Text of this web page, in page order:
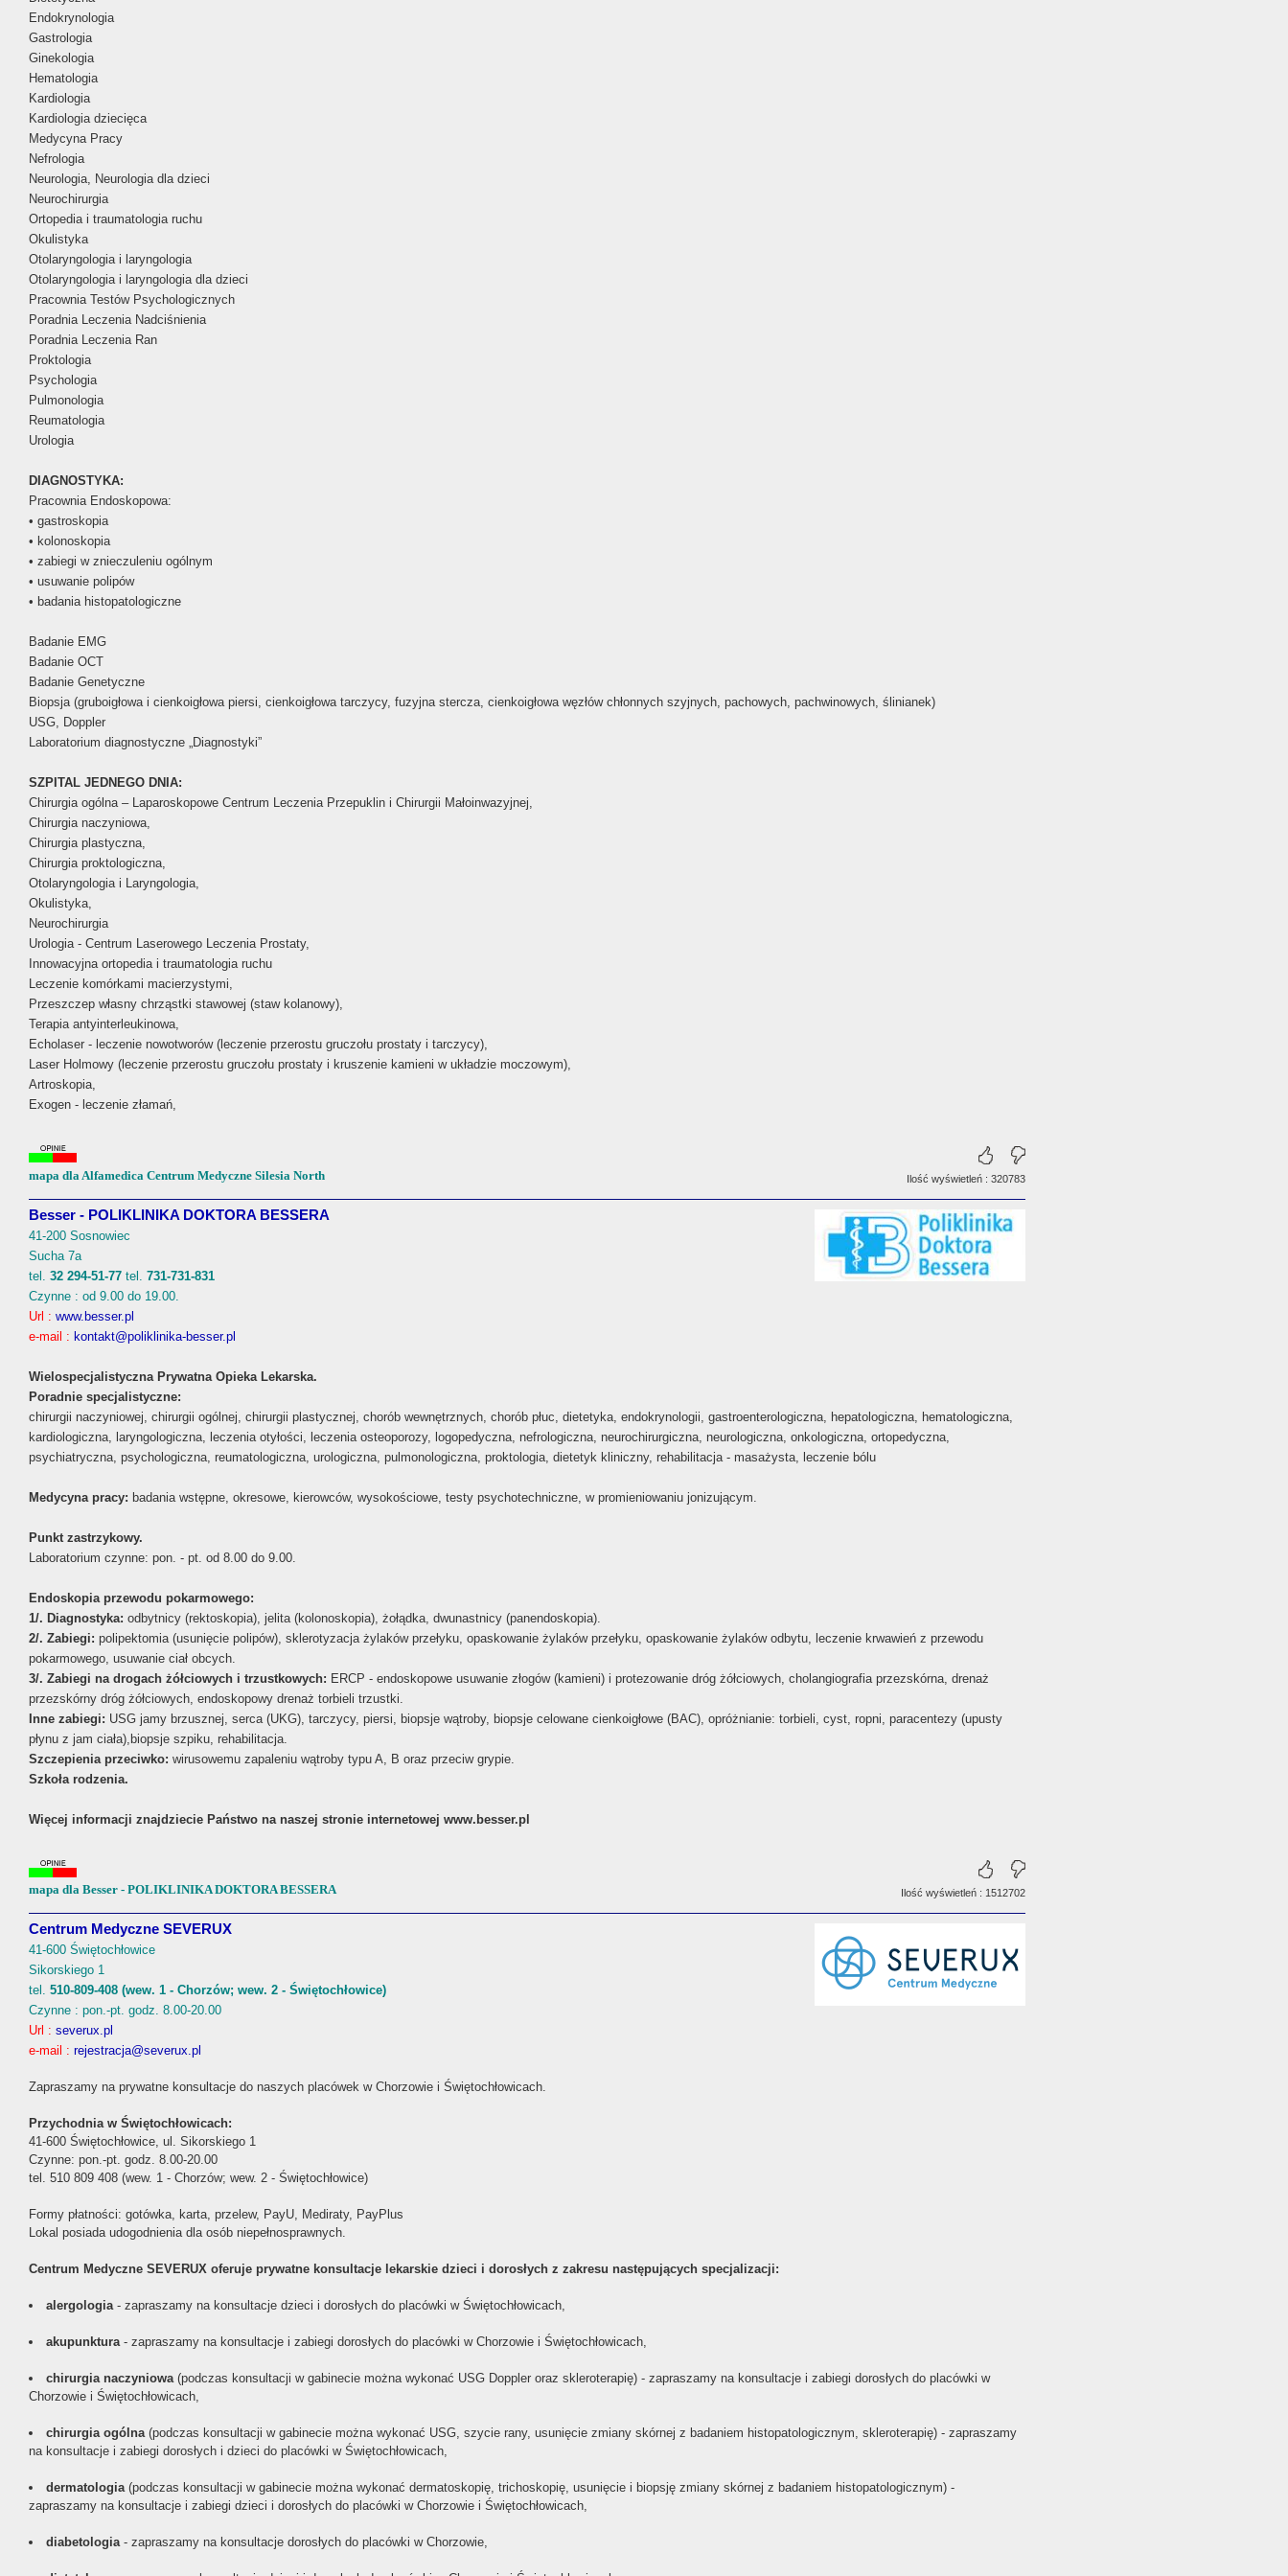
Endokrynologia
Gastrologia
Ginekologia
Hematologia
Kardiologia
Kardiologia dziecięca
Medycyna Pracy
Nefrologia
Neurologia, Neurologia dla dzieci
Neurochirurgia
Ortopedia i traumatologia ruchu
Okulistyka
Otolaryngologia i laryngologia
Otolaryngologia i laryngologia dla dzieci
Pracownia Testów Psychologicznych
Poradnia Leczenia Nadciśnienia
Poradnia Leczenia Ran
Proktologia
Psychologia
Pulmonologia
Reumatologia
Urologia
DIAGNOSTYKA:
Pracownia Endoskopowa:
• gastroskopia
• kolonoskopia
• zabiegi w znieczuleniu ogólnym
• usuwanie polipów
• badania histopatologiczne
Badanie EMG
Badanie OCT
Badanie Genetyczne
Biopsja (gruboigłowa i cienkoigłowa piersi, cienkoigłowa tarczycy, fuzyjna stercza, cienkoigłowa węzłów chłonnych szyjnych, pachowych, pachwinowych, ślinianek)
USG, Doppler
Laboratorium diagnostyczne „Diagnostyki”
SZPITAL JEDNEGO DNIA:
Chirurgia ogólna – Laparoskopowe Centrum Leczenia Przepuklin i Chirurgii Małoinwazyjnej,
Chirurgia naczyniowa,
Chirurgia plastyczna,
Chirurgia proktologiczna,
Otolaryngologia i Laryngologia,
Okulistyka,
Neurochirurgia
Urologia - Centrum Laserowego Leczenia Prostaty,
Innowacyjna ortopedia i traumatologia ruchu
Leczenie komórkami macierzystymi,
Przeszczep własny chrząstki stawowej (staw kolanowy),
Terapia antyinterleukinowa,
Echolaser - leczenie nowotworów (leczenie przerostu gruczołu prostaty i tarczycy),
Laser Holmowy (leczenie przerostu gruczołu prostaty i kruszenie kamieni w układzie moczowym),
Artroskopia,
Exogen - leczenie złamań,
mapa dla Alfamedica Centrum Medyczne Silesia North Ilość wyświetleń : 320783
Besser - POLIKLINIKA DOKTORA BESSERA
41-200 Sosnowiec
Sucha 7a
tel. 32 294-51-77 tel. 731-731-831
Czynne : od 9.00 do 19.00.
Url : www.besser.pl
e-mail : kontakt@poliklinika-besser.pl
Wielospecjalistyczna Prywatna Opieka Lekarska.
Poradnie specjalistyczne:
chirurgii naczyniowej, chirurgii ogólnej, chirurgii plastycznej, chorób wewnętrznych, chorób płuc, dietetyka, endokrynologii, gastroenterologiczna, hepatologiczna, hematologiczna,
kardiologiczna, laryngologiczna, leczenia otyłości, leczenia osteoporozy, logopedyczna, nefrologiczna, neurochirurgiczna, neurologiczna, onkologiczna, ortopedyczna,
psychiatryczna, psychologiczna, reumatologiczna, urologiczna, pulmonologiczna, proktologia, dietetyk kliniczny, rehabilitacja - masażysta, leczenie bólu
Medycyna pracy: badania wstępne, okresowe, kierowców, wysokościowe, testy psychotechniczne, w promieniowaniu jonizującym.
Punkt zastrzykowy.
Laboratorium czynne: pon. - pt. od 8.00 do 9.00.
Endoskopia przewodu pokarmowego:
1/. Diagnostyka: odbytnicy (rektoskopia), jelita (kolonoskopia), żołądka, dwunastnicy (panendoskopia).
2/. Zabiegi: polipektomia (usunięcie polipów), sklerotyzacja żylaków przełyku, opaskowanie żylaków przełyku, opaskowanie żylaków odbytu, leczenie krwawień z przewodu
pokarmowego, usuwanie ciał obcych.
3/. Zabiegi na drogach żółciowych i trzustkowych: ERCP - endoskopowe usuwanie złogów (kamieni) i protezowanie dróg żółciowych, cholangiografia przezskórna, drenaż
przezskórny dróg żółciowych, endoskopowy drenaż torbieli trzustki.
Inne zabiegi: USG jamy brzusznej, serca (UKG), tarczycy, piersi, biopsje wątroby, biopsje celowane cienkoigłowe (BAC), opróżnianie: torbieli, cyst, ropni, paracentezy (upusty
płynu z jam ciała),biopsje szpiku, rehabilitacja.
Szczepienia przeciwko: wirusowemu zapaleniu wątroby typu A, B oraz przeciw grypie.
Szkoła rodzenia.
Więcej informacji znajdziecie Państwo na naszej stronie internetowej www.besser.pl
mapa dla Besser - POLIKLINIKA DOKTORA BESSERA Ilość wyświetleń : 1512702
Centrum Medyczne SEVERUX
41-600 Świętochłowice
Sikorskiego 1
tel. 510-809-408 (wew. 1 - Chorzów; wew. 2 - Świętochłowice)
Czynne : pon.-pt. godz. 8.00-20.00
Url : severux.pl
e-mail : rejestracja@severux.pl
Zapraszamy na prywatne konsultacje do naszych placówek w Chorzowie i Świętochłowicach.
Przychodnia w Świętochłowicach:
41-600 Świętochłowice, ul. Sikorskiego 1
Czynne: pon.-pt. godz. 8.00-20.00
tel. 510 809 408 (wew. 1 - Chorzów; wew. 2 - Świętochłowice)
Formy płatności: gotówka, karta, przelew, PayU, Mediraty, PayPlus
Lokal posiada udogodnienia dla osób niepełnosprawnych.
Centrum Medyczne SEVERUX oferuje prywatne konsultacje lekarskie dzieci i dorosłych z zakresu następujących specjalizacji:
alergologia - zapraszamy na konsultacje dzieci i dorosłych do placówki w Świętochłowicach,
akupunktura - zapraszamy na konsultacje i zabiegi dorosłych do placówki w Chorzowie i Świętochłowicach,
chirurgia naczyniowa (podczas konsultacji w gabinecie można wykonać USG Doppler oraz skleroterapię) - zapraszamy na konsultacje i zabiegi dorosłych do placówki w
Chorzowie i Świętochłowicach,
chirurgia ogólna (podczas konsultacji w gabinecie można wykonać USG, szycie rany, usunięcie zmiany skórnej z badaniem histopatologicznym, skleroterapię) - zapraszamy
na konsultacje i zabiegi dorosłych i dzieci do placówki w Świętochłowicach,
dermatologia (podczas konsultacji w gabinecie można wykonać dermatoskopię, trichoskopię, usunięcie i biopsję zmiany skórnej z badaniem histopatologicznym) -
zapraszamy na konsultacje i zabiegi dzieci i dorosłych do placówki w Chorzowie i Świętochłowicach,
diabetologia - zapraszamy na konsultacje dorosłych do placówki w Chorzowie,